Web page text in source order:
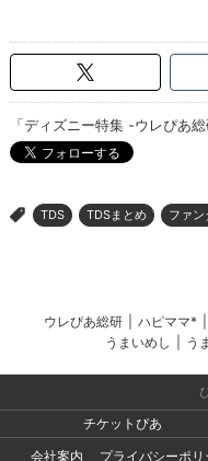
「ディズニー特集 -ウレぴあ
> TDS TDSまとめ ファン
ウレぴあ総研 ハピママ*
うまいめし
う
チケットぴあ
会社案内
プライバシーポリ